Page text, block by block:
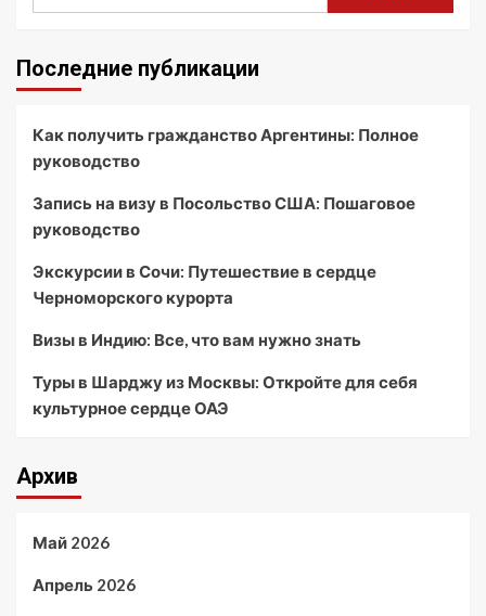
Последние публикации
Как получить гражданство Аргентины: Полное
руководство
Запись на визу в Посольство США: Пошаговое
руководство
Экскурсии в Сочи: Путешествие в сердце
Черноморского курорта
Визы в Индию: Все, что вам нужно знать
Туры в Шарджу из Москвы: Откройте для себя
культурное сердце ОАЭ
Архив
Май 2026
Апрель 2026